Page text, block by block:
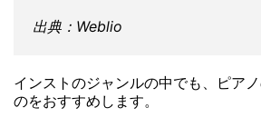
出典：Weblio
インストのジャンルの中でも、ピア
のをおすすめします。